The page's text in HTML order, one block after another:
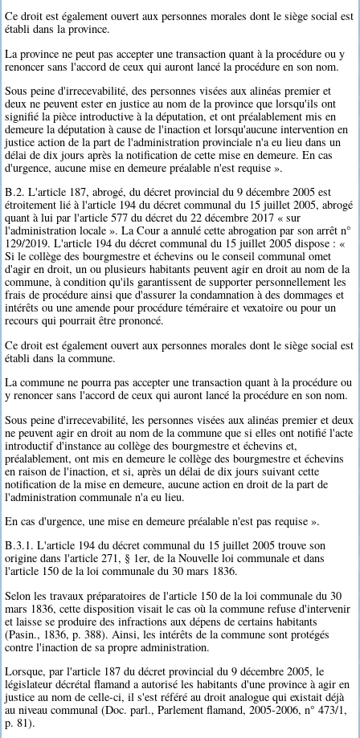
Ce droit est également ouvert aux personnes morales dont le siège social est
établi dans la province.
La province ne peut pas accepter une transaction quant à la procédure ou y
renoncer sans l'accord de ceux qui auront lancé la procédure en son nom.
Sous peine d'irrecevabilité, des personnes visées aux alinéas premier et
deux ne peuvent ester en justice au nom de la province que lorsqu'ils ont
signifié la pièce introductive à la députation, et ont préalablement mis en
demeure la députation à cause de l'inaction et lorsqu'aucune intervention en
justice action de la part de l'administration provinciale n'a eu lieu dans un
délai de dix jours après la notification de cette mise en demeure. En cas
d'urgence, aucune mise en demeure préalable n'est requise ».
B.2. L'article 187, abrogé, du décret provincial du 9 décembre 2005 est
étroitement lié à l'article 194 du décret communal du 15 juillet 2005, abrogé
quant à lui par l'article 577 du décret du 22 décembre 2017 « sur
l'administration locale ». La Cour a annulé cette abrogation par son arrêt n°
129/2019. L'article 194 du décret communal du 15 juillet 2005 dispose : «
Si le collège des bourgmestre et échevins ou le conseil communal omet
d'agir en droit, un ou plusieurs habitants peuvent agir en droit au nom de la
commune, à condition qu'ils garantissent de supporter personnellement les
frais de procédure ainsi que d'assurer la condamnation à des dommages et
intérêts ou une amende pour procédure téméraire et vexatoire ou pour un
recours qui pourrait être prononcé.
Ce droit est également ouvert aux personnes morales dont le siège social est
établi dans la commune.
La commune ne pourra pas accepter une transaction quant à la procédure ou
y renoncer sans l'accord de ceux qui auront lancé la procédure en son nom.
Sous peine d'irrecevabilité, les personnes visées aux alinéas premier et deux
ne peuvent agir en droit au nom de la commune que si elles ont notifié l'acte
introductif d'instance au collège des bourgmestre et échevins et,
préalablement, ont mis en demeure le collège des bourgmestre et échevins
en raison de l'inaction, et si, après un délai de dix jours suivant cette
notification de la mise en demeure, aucune action en droit de la part de
l'administration communale n'a eu lieu.
En cas d'urgence, une mise en demeure préalable n'est pas requise ».
B.3.1. L'article 194 du décret communal du 15 juillet 2005 trouve son
origine dans l'article 271, § 1er, de la Nouvelle loi communale et dans
l'article 150 de la loi communale du 30 mars 1836.
Selon les travaux préparatoires de l'article 150 de la loi communale du 30
mars 1836, cette disposition visait le cas où la commune refuse d'intervenir
et laisse se produire des infractions aux dépens de certains habitants
(Pasin., 1836, p. 388). Ainsi, les intérêts de la commune sont protégés
contre l'inaction de sa propre administration.
Lorsque, par l'article 187 du décret provincial du 9 décembre 2005, le
législateur décrétal flamand a autorisé les habitants d'une province à agir en
justice au nom de celle-ci, il s'est référé au droit analogue qui existait déjà
au niveau communal (Doc. parl., Parlement flamand, 2005-2006, n° 473/1,
p. 81).